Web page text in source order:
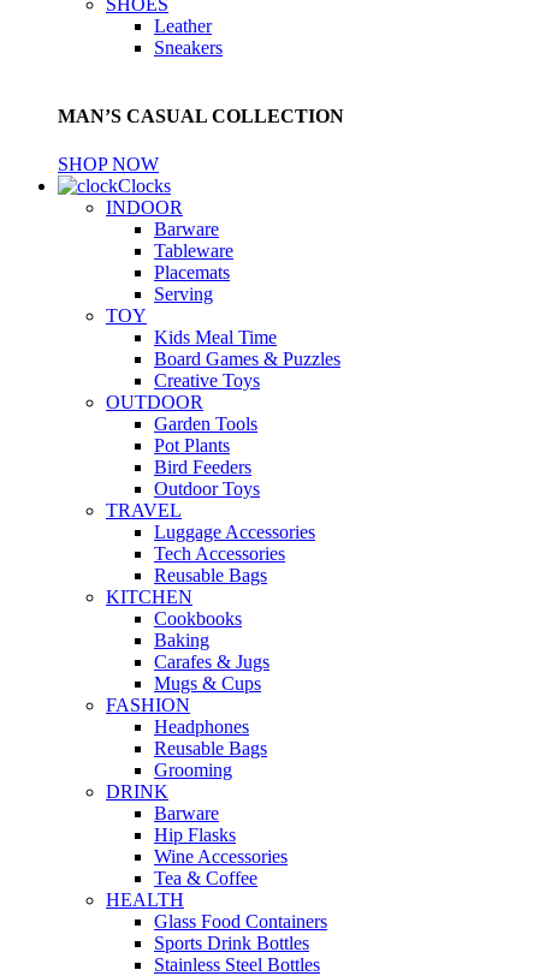
SHOES
Leather
Sneakers
MAN’S CASUAL COLLECTION
SHOP NOW
Clocks
INDOOR
Barware
Tableware
Placemats
Serving
TOY
Kids Meal Time
Board Games & Puzzles
Creative Toys
OUTDOOR
Garden Tools
Pot Plants
Bird Feeders
Outdoor Toys
TRAVEL
Luggage Accessories
Tech Accessories
Reusable Bags
KITCHEN
Cookbooks
Baking
Carafes & Jugs
Mugs & Cups
FASHION
Headphones
Reusable Bags
Grooming
DRINK
Barware
Hip Flasks
Wine Accessories
Tea & Coffee
HEALTH
Glass Food Containers
Sports Drink Bottles
Stainless Steel Bottles